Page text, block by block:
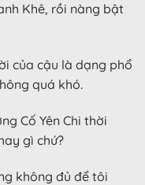
Khê, rồi nàng bật
của cậu là dạng phổ
quá khó.
Cố Yên Chi thời
gì chứ?
không đủ để tôi